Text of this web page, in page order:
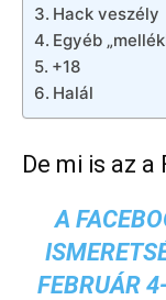
Hack veszély
Egyéb
+18
Halál
De mi is az a
A
FEBRUÁR